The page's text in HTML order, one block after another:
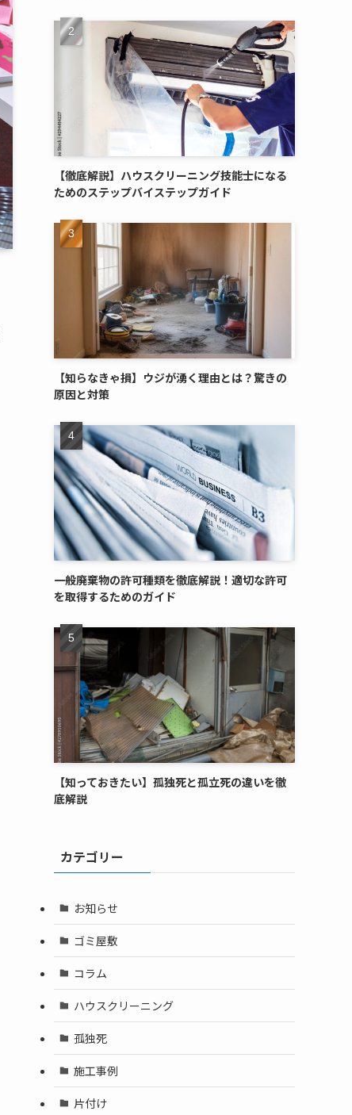
【徹底解説】ハウスクリーニング技能士になる
ためのステップバイステップガイド
【知らなきゃ損】ウジが湧く理由とは？驚きの
原因と対策
一般廃棄物の許可種類を徹底解説！適切な許可
を取得するためのガイド
【知っておきたい】孤独死と孤立死の違いを徹
底解説
カテゴリー
お知らせ
ゴミ屋敷
コラム
ハウスクリーニング
孤独死
施工事例
片付け